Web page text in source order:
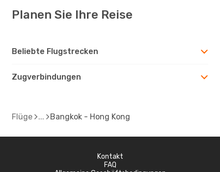
Planen Sie Ihre Reise
Beliebte Flugstrecken
Zugverbindungen
Flüge Bangkok - Hong Kong
Kontakt
FAQ